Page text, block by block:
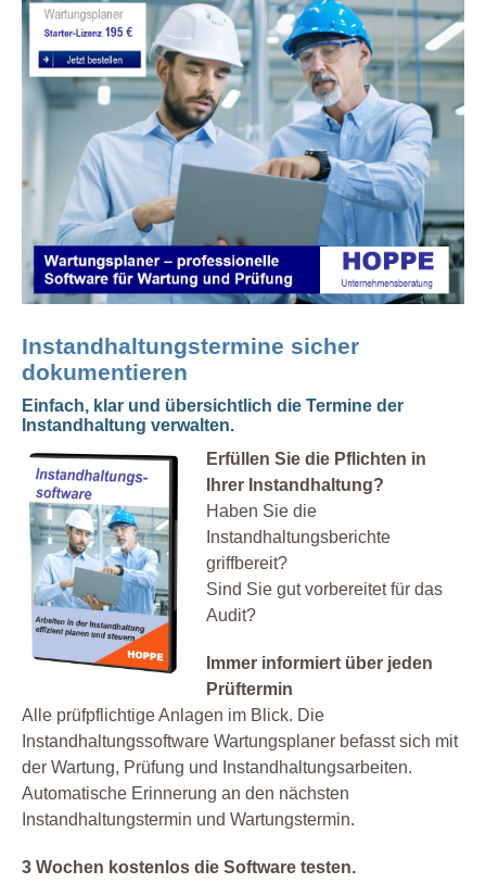
Instandhaltungstermine sicher
dokumentieren
Einfach, klar und übersichtlich die Termine der
Instandhaltung verwalten.
Erfüllen Sie die Pflichten in
Ihrer Instandhaltung?
Haben Sie die
Instandhaltungsberichte
griffbereit?
Sind Sie gut vorbereitet für das
Audit?
Immer informiert über jeden
Prüftermin
Alle prüfpflichtige Anlagen im Blick. Die
Instandhaltungssoftware Wartungsplaner befasst sich mit
der Wartung, Prüfung und Instandhaltungsarbeiten.
Automatische Erinnerung an den nächsten
Instandhaltungstermin und Wartungstermin.
3 Wochen kostenlos die Software testen.